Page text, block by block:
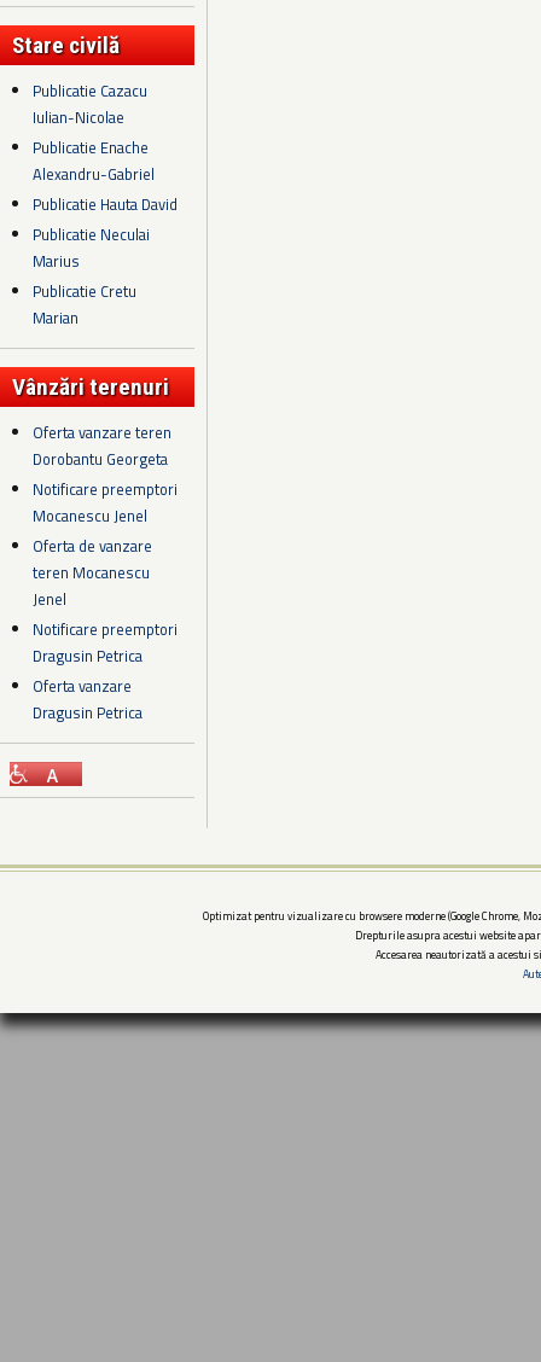
Stare civilă
Publicatie Cazacu
Iulian-Nicolae
Publicatie Enache
Alexandru-Gabriel
Publicatie Hauta David
Publicatie Neculai
Marius
Publicatie Cretu
Marian
Vânzări terenuri
Oferta vanzare teren
Dorobantu Georgeta
Notificare preemptori
Mocanescu Jenel
Oferta de vanzare
teren Mocanescu
Jenel
Notificare preemptori
Dragusin Petrica
Oferta vanzare
Dragusin Petrica
Optimizat pentru vizualizare cu browsere moderne (Google Chrome,
Drepturile asupra acestui website
Accesarea neautorizată a acestui